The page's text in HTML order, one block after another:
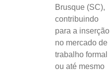
Brusque (SC),
contribuindo
para a inserção
no mercado de
trabalho formal
ou até mesmo